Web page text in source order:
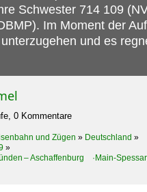
Schwester 714 109
Im Moment der
und es
0 Kommentare
und Zügen » Deutschland »
»
– Aschaffenburg ·Main-